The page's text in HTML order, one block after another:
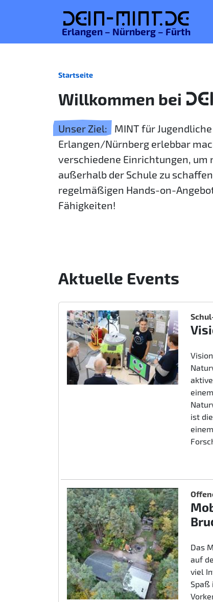
Dein-MINT.de
Erlangen – Nürnberg – Fürth
Startseite
Willkommen bei
Unser Ziel:
MINT für
Erlangen/Nürnberg erlebbar
verschiedene Einrichtungen,
außerhalb der Schule zu
regelmäßigen Hands-on-
Fähigkeiten!
Aktuelle Events
ist
Das
auf
viel
Spaß